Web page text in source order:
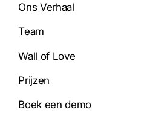
Ons Verhaal
Team
Wall of Love
Prijzen
Boek een demo